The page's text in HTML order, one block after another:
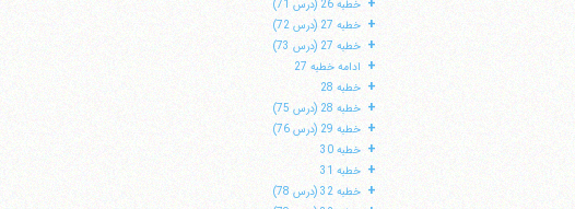
خطبه 26 (درس 71)
+ خطبه 27 (درس 72)
+ خطبه 27 (درس 73)
+ ادامه خطبه 27
+ خطبه 28
+ خطبه 28 (درس 75)
+ خطبه 29 (درس 76)
+ خطبه 30
+ خطبه 31
+ خطبه 32 (درس 78)